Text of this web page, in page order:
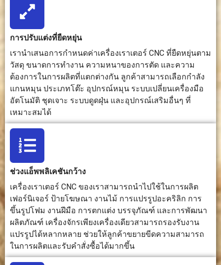
ด้านเครื่อง
มือ
เตอร์ ดอกสว่าน
เครื่องมือแกะ
สลัก หัวจับชิ้น
งาน และ
งาน
ต้องใช้ดอก
กัด, ตัวจับยึด
เครื่องมือ,
อุปกรณ์จับ
ยึดชิ้นงาน,
และเครื่อง
ต้องใช้เล
กระจก หั
ฉีด ก๊าซช่
และระบบ
ความซับ
ซ้อนในการ
จำเป็นต้องมีการ
เส้นทางการตัด
เฉือน การแก้ไข
วัสดุ การเลือก
เครื่องมือ และ
การควบคุมฝุ่น
ยึดที่แม่นยำ
การตั้งค่า
เครื่องมือ
กลยุทธ์การ
ตัดเฉือน
ควบคุมสาร
การตั้งค่า
โฟกัส กา
ปรับ
พารามิเต
การระบา
การปรับแต่งที่ยืดหยุ่น
เรานำเสนอการกำหนดค่าเครื่องเราเตอร์ CNC ที่ยืดหยุ่นตาม
วัสดุ ขนาดการทำงาน ความหนาของการตัด และความ
ต้องการในการผลิตที่แตกต่างกัน ลูกค้าสามารถเลือกกำลัง
แกนหมุน ประเภทโต๊ะ อุปกรณ์หมุน ระบบเปลี่ยนเครื่องมือ
อัตโนมัติ ชุดเจาะ ระบบดูดฝุ่น และอุปกรณ์เสริมอื่นๆ ที่
เหมาะสมได้
ช่วงแอ็พพลิเคชันกว้าง
เครื่องเราเตอร์ CNC ของเราสามารถนำไปใช้ในการผลิต
เฟอร์นิเจอร์ ป้ายโฆษณา งานไม้ การแปรรูปอะคริลิก การ
ขึ้นรูปโฟม งานฝีมือ การตกแต่ง บรรจุภัณฑ์ และการพัฒนา
ผลิตภัณฑ์ เครื่องจักรเพียงเครื่องเดียวสามารถรองรับงาน
แปรรูปได้หลากหลาย ช่วยให้ลูกค้าขยายขีดความสามารถ
ในการผลิตและรับคำสั่งซื้อได้มากขึ้น